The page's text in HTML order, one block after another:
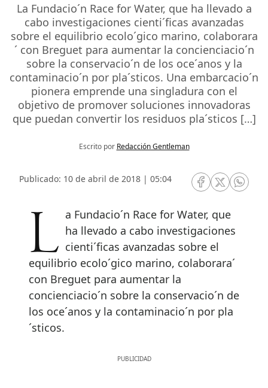
La Fundacio´n Race for Water, que ha llevado a
cabo investigaciones cienti´ficas avanzadas
sobre el equilibrio ecolo´gico marino, colaborara
´ con Breguet para aumentar la concienciacio´n
sobre la conservacio´n de los oce´anos y la
contaminacio´n por pla´sticos. Una embarcacio´n
pionera emprende una singladura con el
objetivo de promover soluciones innovadoras
que puedan convertir los residuos pla´sticos […]
Escrito por Redacción Gentleman
Publicado: 10 de abril de 2018 | 05:04
RRSS Facebook
RRSSRRSS
La Fundacio´n Race for Water, que ha llevado a cabo investigaciones
cienti´ficas avanzadas sobre el
equilibrio ecolo´gico marino, colaborara´
con Breguet para aumentar la
concienciacio´n sobre la conservacio´n de
los oce´anos y la contaminacio´n por pla
´sticos.